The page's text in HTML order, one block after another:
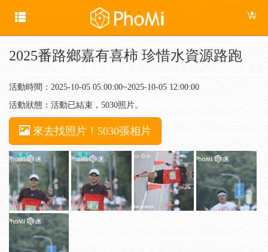
2025番路鄉嘉有喜柿 珍惜水資源路跑
活動時間：2025-10-05 05:00:00~2025-10-05 12:00:00
活動狀態：活動已結束，5030照片。
來去找照片！5030張相片